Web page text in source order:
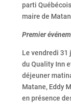
parti
maire de
Premier
Le vendredi
du Quality Inn
déjeuner
Matane, Eddy
en présence